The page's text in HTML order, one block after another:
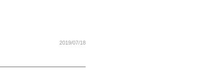
2019/07/18